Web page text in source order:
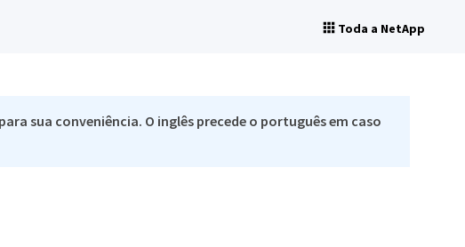
Toda a NetApp
sua conveniência. O inglês precede o português em caso